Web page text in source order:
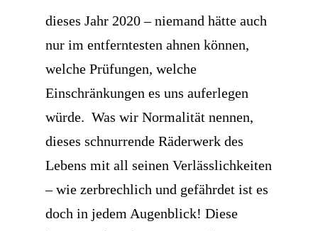
dieses Jahr 2020 – niemand hätte auch
nur im entferntesten ahnen können,
welche Prüfungen, welche
Einschränkungen es uns auferlegen
würde. Was wir Normalität nennen,
dieses schnurrende Räderwerk des
Lebens mit all seinen Verlässlichkeiten
– wie zerbrechlich und gefährdet ist es
doch in jedem Augenblick! Diese